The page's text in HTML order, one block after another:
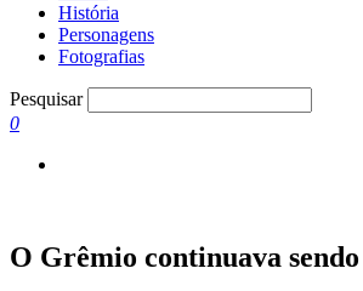
História
Personagens
Fotografias
Pesquisar
0
O Grêmio continuava